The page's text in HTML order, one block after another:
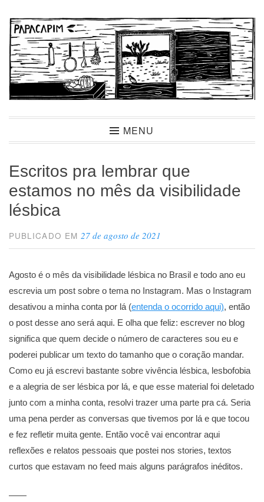
para
conteúdo
PapacapimMENU
Escritos pra lembrar que
estamos no mês da visibilidade
lésbica
PUBLICADO EM 27 de agosto de 2021
Agosto é o mês da visibilidade lésbica no Brasil e todo ano eu
escrevia um post sobre o tema no Instagram. Mas o Instagram
desativou a minha conta por lá (entenda o ocorrido aqui), então
o post desse ano será aqui. E olha que feliz: escrever no blog
significa que quem decide o número de caracteres sou eu e
poderei publicar um texto do tamanho que o coração mandar.
Como eu já escrevi bastante sobre vivência lésbica, lesbofobia
e a alegria de ser lésbica por lá, e que esse material foi deletado
junto com a minha conta, resolvi trazer uma parte pra cá. Seria
uma pena perder as conversas que tivemos por lá e que tocou
e fez refletir muita gente. Então você vai encontrar aqui
reflexões e relatos pessoais que postei nos stories, textos
curtos que estavam no feed mais alguns parágrafos inéditos.
——